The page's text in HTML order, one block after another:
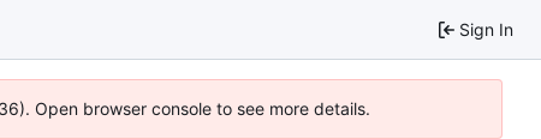
Sign In
Open browser console to see more details.